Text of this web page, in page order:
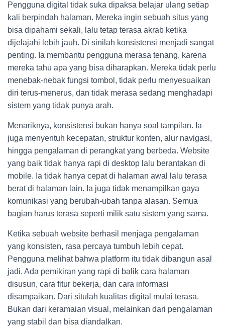
Pengguna digital tidak suka dipaksa belajar ulang setiap
kali berpindah halaman. Mereka ingin sebuah situs yang
bisa dipahami sekali, lalu tetap terasa akrab ketika
dijelajahi lebih jauh. Di sinilah konsistensi menjadi sangat
penting. Ia membantu pengguna merasa tenang, karena
mereka tahu apa yang bisa diharapkan. Mereka tidak perlu
menebak-nebak fungsi tombol, tidak perlu menyesuaikan
diri terus-menerus, dan tidak merasa sedang menghadapi
sistem yang tidak punya arah.
Menariknya, konsistensi bukan hanya soal tampilan. Ia
juga menyentuh kecepatan, struktur konten, alur navigasi,
hingga pengalaman di perangkat yang berbeda. Website
yang baik tidak hanya rapi di desktop lalu berantakan di
mobile. Ia tidak hanya cepat di halaman awal lalu terasa
berat di halaman lain. Ia juga tidak menampilkan gaya
komunikasi yang berubah-ubah tanpa alasan. Semua
bagian harus terasa seperti milik satu sistem yang sama.
Ketika sebuah website berhasil menjaga pengalaman
yang konsisten, rasa percaya tumbuh lebih cepat.
Pengguna melihat bahwa platform itu tidak dibangun asal
jadi. Ada pemikiran yang rapi di balik cara halaman
disusun, cara fitur bekerja, dan cara informasi
disampaikan. Dari situlah kualitas digital mulai terasa.
Bukan dari keramaian visual, melainkan dari pengalaman
yang stabil dan bisa diandalkan.